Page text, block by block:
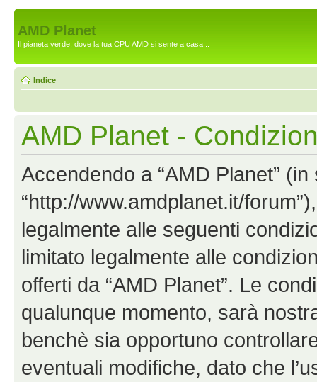
AMD Planet
Il pianeta verde: dove la tua CPU AMD si sente a casa...
Indice
AMD Planet -
Accendendo a “AMD Planet” (in
“http://www.amdplanet.it/
legalmente alle seguenti
limitato legalmente alle
offerti da “AMD Planet”. Le
qualunque momento, sarà
benchè sia opportuno
eventuali modifiche, dato che